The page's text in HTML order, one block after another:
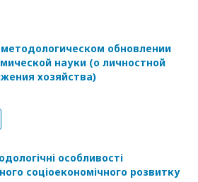
обновлении
науки (о личностной
хозяйства)
особливості
соціоекономічного розвитку